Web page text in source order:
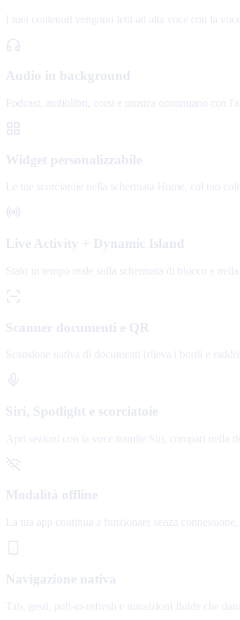
I tuoi contenuti vengono letti ad alta voce con la
Audio in background
Podcast, audiolibri, corsi e musica continuano con
Widget personalizzabile
Le tue scorciatoie nella schermata Home, col tuo
Live Activity + Dynamic Island
Stato in tempo reale sulla schermata di blocco e
Scanner documenti e QR
Scansione nativa di documenti (rileva i bordi e
Siri, Spotlight e scorciatoie
Apri sezioni con la voce tramite Siri, compari nella
Modalità offline
La tua app continua a funzionare senza
Navigazione nativa
Tab, gesti, pull-to-refresh e transizioni fluide che